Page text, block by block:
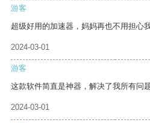
游客
超级好用的加速器，妈妈再也不用担心
2024-03-01
游客
这款软件简直是神器，解决了我所有问题
2024-03-01